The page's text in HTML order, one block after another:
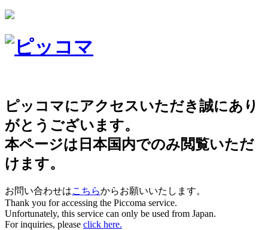
ピッコマにアクセスいただき誠にあり
がとうございます。
本ページは日本国内でのみ閲覧いただ
けます。
お問い合わせはこちらからお願いいたします。
Thank you for accessing the Piccoma service.
Unfortunately, this service can only be used from Japan.
For inquiries, please click here.